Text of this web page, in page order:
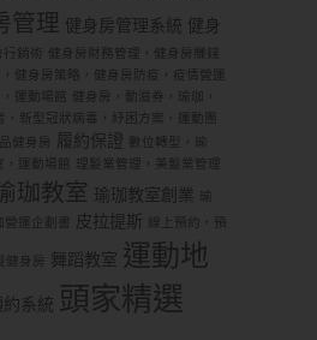
管理 健身房管理系統 健身
銷術
健身房財務管理，健身房賺錢
健身房策略，健身房防疫，疫情營運
運動場館
健身房，動滋券，瑜珈，
，新型冠狀病毒，紓困方案，運動團
健身房 履約保證
數位轉型，瑜
，運動場館
理髮業管理，美髮業管理
珈教室 瑜珈教室創業
運企劃書
皮拉提斯 線上預約，預
健身房 舞蹈教室 運動地
約系統 頭家精選